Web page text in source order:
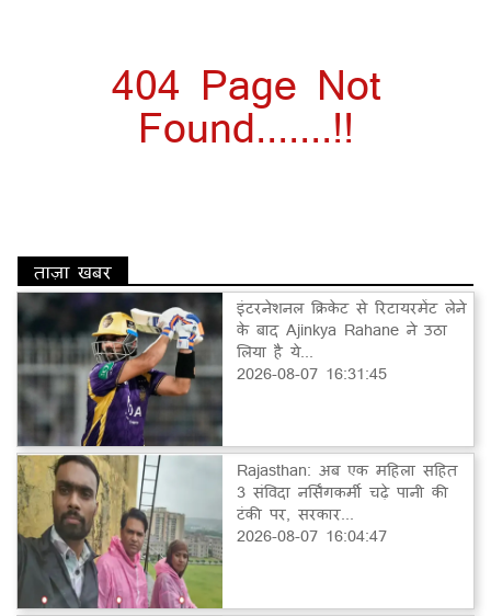
404 Page Not
Found.......!!
ताज़ा खबर
इंटरनेशनल क्रिकेट से रिटायरमेंट लेने
के बाद Ajinkya Rahane ने उठा
लिया है ये...
2026-08-07 16:31:45
Rajasthan: अब एक महिला सहित
3 संविदा नर्सिंगकर्मी चढ़े पानी की
टंकी पर, सरकार...
2026-08-07 16:04:47